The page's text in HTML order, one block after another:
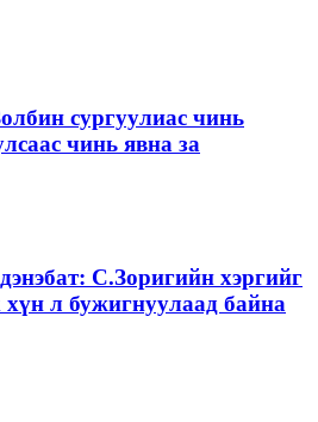
сургуулиас чинь
чинь явна за
С.Зоригийн хэргийг
л бужигнуулаад байна